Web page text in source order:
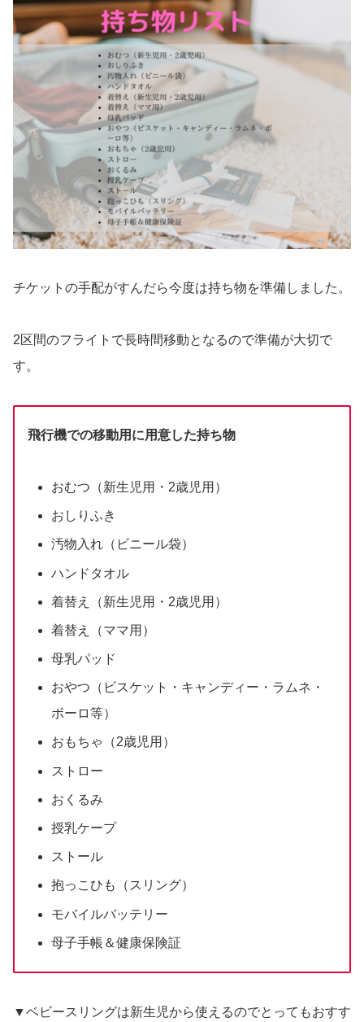
チケットの手配がすんだら今度は持ち物を準備しました。
2区間のフライトで長時間移動となるので準備が大切で
す。
飛行機での移動用に用意した持ち物
おむつ（新生児用・2歳児用）
おしりふき
汚物入れ（ビニール袋）
ハンドタオル
着替え（新生児用・2歳児用）
着替え（ママ用）
母乳パッド
おやつ（ビスケット・キャンディー・ラムネ・
ボーロ等）
おもちゃ（2歳児用）
ストロー
おくるみ
授乳ケープ
ストール
抱っこひも（スリング）
モバイルバッテリー
母子手帳＆健康保険証
▼ベビースリングは新生児から使えるのでとってもおすす